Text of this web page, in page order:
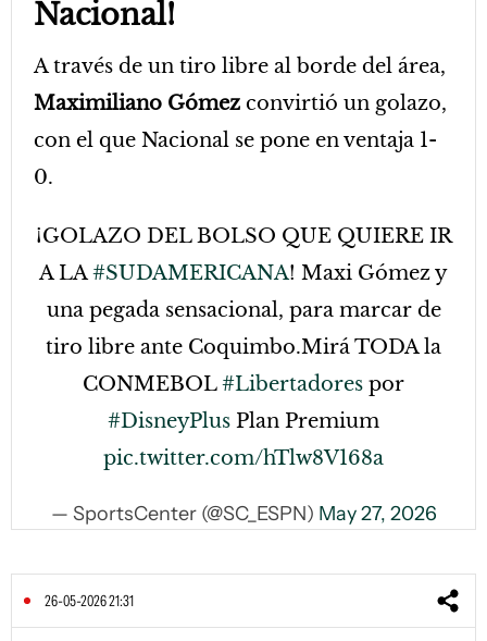
Nacional!
A través de un tiro libre al borde del área,
Maximiliano Gómez convirtió un golazo,
con el que Nacional se pone en ventaja 1-
0.
¡GOLAZO DEL BOLSO QUE QUIERE IR
A LA#SUDAMERICANA! Maxi Gómez y
una pegada sensacional, para marcar de
tiro libre ante Coquimbo.Mirá TODA la
CONMEBOL#Libertadores por
#DisneyPlus Plan Premium
pic.twitter.com/hTlw8V168a
— SportsCenter (@SC_ESPN) May 27, 2026
26-05-2026 21:31